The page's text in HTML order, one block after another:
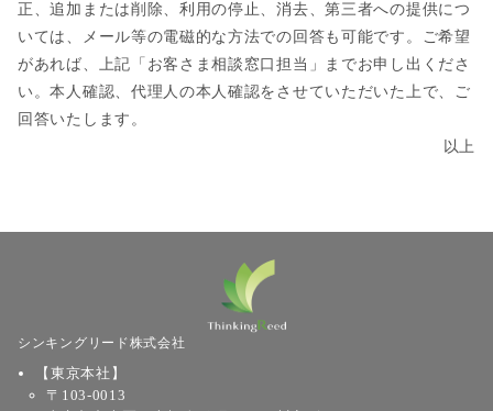
正、追加または削除、利用の停止、消去、第三者への提供につ
いては、メール等の電磁的な方法での回答も可能です。ご希望
があれば、上記「お客さま相談窓口担当」までお申し出くださ
い。本人確認、代理人の本人確認をさせていただいた上で、ご
回答いたします。
以上
シンキングリード株式会社
【東京本社】
〒103-0013